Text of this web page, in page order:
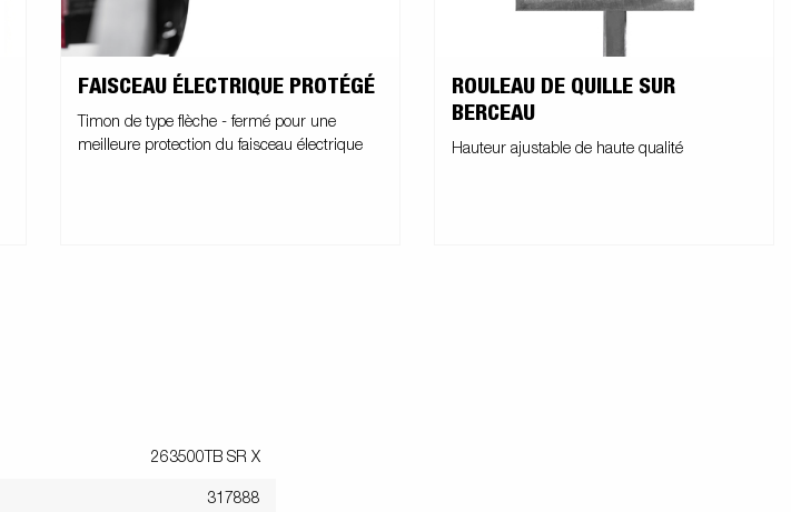
FAISCEAU ÉLECTRIQUE PROTÉGÉ
Timon de type flèche - fermé pour une
meilleure protection du faisceau électrique
ROULEAU DE QUILLE SUR
BERCEAU
Hauteur ajustable de haute qualité
263500TB SR X
317888